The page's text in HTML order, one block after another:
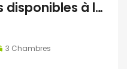
A Tournai chambres disponibles à la rentrée colocation proche écoles et centre ville
3 Chambres